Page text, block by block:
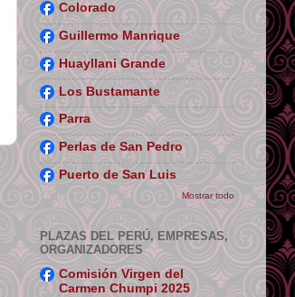
Colorado
Guillermo Manrique
Huayllani Grande
Los Bustamante
Parra
Perlas de San Pedro
Puerto de San Luis
Mostrar todo
PLAZAS DEL PERÚ, EMPRESAS,
ORGANIZADORES
Comisión Virgen del
Carmen Chumpi 2025